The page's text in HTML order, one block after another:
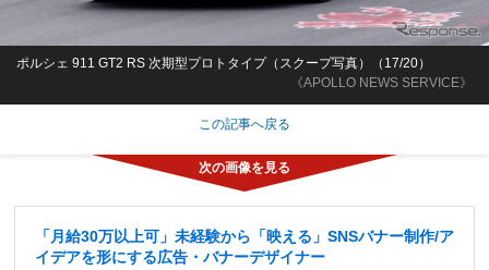
《APOLLO NEWS SERVICE》
ポルシェ 911 GT2 RS 次期型プロトタイプ（スクープ写真）（17/20）
この記事へ戻る
「月給30万以上可」未経験から「映える」SNSバナー制作/ア
イデアを形にする広告・バナーデザイナー